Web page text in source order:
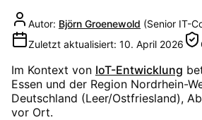
Autor: Björn Groenewold (Senior IT-
Zuletzt aktualisiert: 10. April 2026
Im Kontext von IoT-Entwicklung
Essen und der Region Nordrhein-
Deutschland (Leer/Ostfriesland),
vor Ort.